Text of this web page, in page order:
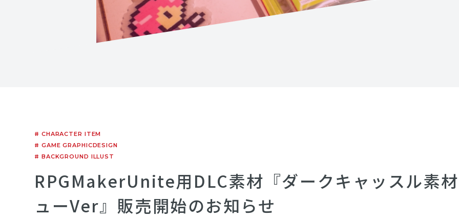
# CHARACTER ITEM
# GAME GRAPHICDESIGN
# BACKGROUND ILLUST
RPGMakerUnite用DLC素材『ダークキャッスル素
ューVer』販売開始のお知らせ